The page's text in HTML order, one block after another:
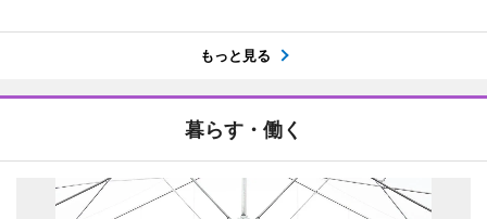
もっと見る
暮らす・働く